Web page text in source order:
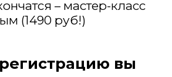
по изготовлению
будет ваш второй
в подарок